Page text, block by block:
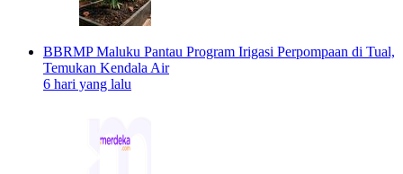
BBRMP Maluku Pantau Program Irigasi Perpompaan di Tual,
Temukan Kendala Air
6 hari yang lalu